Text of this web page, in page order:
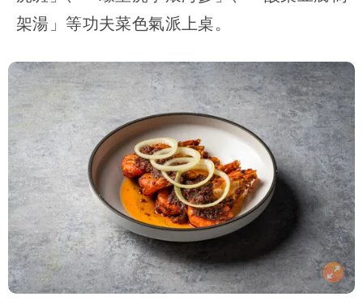
架湯」等功夫菜色氣派上桌。